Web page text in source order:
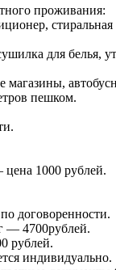
проживания:
для
пешком.
1000 рублей.
договоренности.
— 4700рублей.
рублей.
индивидуально.